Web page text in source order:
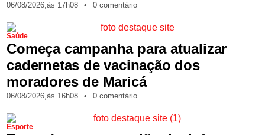
06/08/2026,às 17h08 • 0 comentário
Saúde
Começa campanha para atualizar
cadernetas de vacinação dos
moradores de Maricá
06/08/2026,às 16h08 • 0 comentário
Esporte